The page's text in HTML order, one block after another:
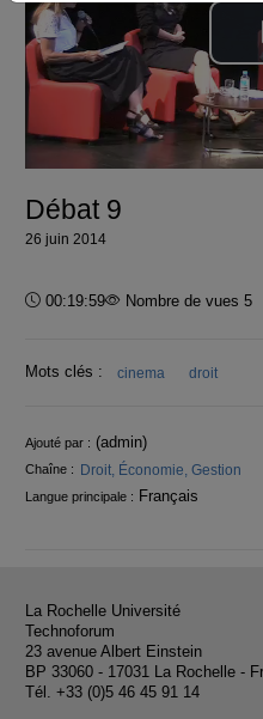
Débat 9
26 juin 2014
Durée :
00:19:59 Nombre de vues 5
Mots clés : cinema droit
Informations
Ajouté par : (admin)
Chaîne : Droit, Économie, Gestion
Langue principale : Français
La Rochelle Université
Technoforum
23 avenue Albert Einstein
BP 33060 - 17031 La Rochelle -
Tél. +33 (0)5 46 45 91 14